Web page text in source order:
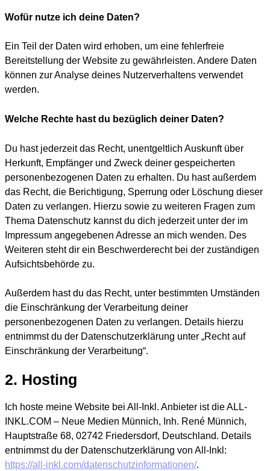
Wofür nutze ich deine Daten?
Ein Teil der Daten wird erhoben, um eine fehlerfreie
Bereitstellung der Website zu gewährleisten. Andere Daten
können zur Analyse deines Nutzerverhaltens verwendet
werden.
Welche Rechte hast du bezüglich deiner Daten?
Du hast jederzeit das Recht, unentgeltlich Auskunft über
Herkunft, Empfänger und Zweck deiner gespeicherten
personenbezogenen Daten zu erhalten. Du hast außerdem
das Recht, die Berichtigung, Sperrung oder Löschung dieser
Daten zu verlangen. Hierzu sowie zu weiteren Fragen zum
Thema Datenschutz kannst du dich jederzeit unter der im
Impressum angegebenen Adresse an mich wenden. Des
Weiteren steht dir ein Beschwerderecht bei der zuständigen
Aufsichtsbehörde zu.
Außerdem hast du das Recht, unter bestimmten Umständen
die Einschränkung der Verarbeitung deiner
personenbezogenen Daten zu verlangen. Details hierzu
entnimmst du der Datenschutzerklärung unter „Recht auf
Einschränkung der Verarbeitung“.
2. Hosting
Ich hoste meine Website bei All-Inkl. Anbieter ist die ALL-
INKL.COM – Neue Medien Münnich, Inh. René Münnich,
Hauptstraße 68, 02742 Friedersdorf, Deutschland. Details
entnimmst du der Datenschutzerklärung von All-Inkl:
https://all-inkl.com/datenschutzinformationen/.